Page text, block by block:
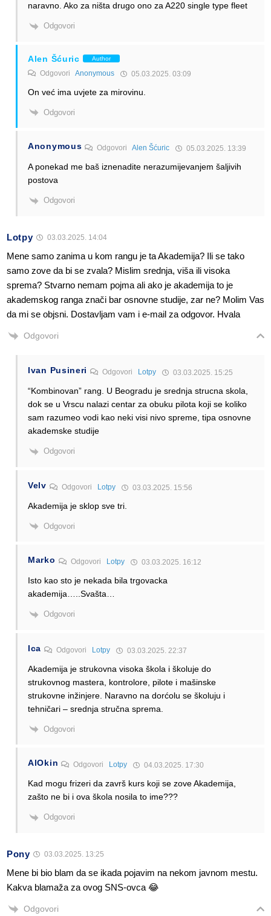
naravno. Ako za ništa drugo ono za A220 single type fleet
Odgovori
Alen Šćuric Author
Odgovori Anonymous 05.03.2025. 03:09
On već ima uvjete za mirovinu.
Odgovori
Anonymous OdgovoriAlen Šćuric 05.03.2025. 13:39
A ponekad me baš iznenadite nerazumijevanjem šaljivih
postova
Odgovori
Lotpy 03.03.2025. 14:04
Mene samo zanima u kom rangu je ta Akademija? Ili se tako
samo zove da bi se zvala? Mislim srednja, viša ili visoka
sprema? Stvarno nemam pojma ali ako je akademija to je
akademskog ranga znači bar osnovne studije, zar ne? Molim Vas
da mi se objsni. Dostavljam vam i e-mail za odgovor. Hvala
Odgovori
Ivan Pusineri Odgovori Lotpy 03.03.2025. 15:25
“Kombinovan” rang. U Beogradu je srednja strucna skola,
dok se u Vrscu nalazi centar za obuku pilota koji se koliko
sam razumeo vodi kao neki visi nivo spreme, tipa osnovne
akademske studije
Odgovori
Velv Odgovori Lotpy 03.03.2025. 15:56
Akademija je sklop sve tri.
Odgovori
Marko Odgovori Lotpy 03.03.2025. 16:12
Isto kao sto je nekada bila trgovacka
akademija…..Svašta…
Odgovori
Ica Odgovori Lotpy 03.03.2025. 22:37
Akademija je strukovna visoka škola i školuje do
strukovnog mastera, kontrolore, pilote i mašinske
strukovne inžinjere. Naravno na dorćolu se školuju i
tehničari – srednja stručna sprema.
Odgovori
AlOkin Odgovori Lotpy 04.03.2025. 17:30
Kad mogu frizeri da završ kurs koji se zove Akademija,
zašto ne bi i ova škola nosila to ime???
Odgovori
Pony 03.03.2025. 13:25
Mene bi bio blam da se ikada pojavim na nekom javnom mestu.
Kakva blamaža za ovog SNS-ovca 😂
Odgovori